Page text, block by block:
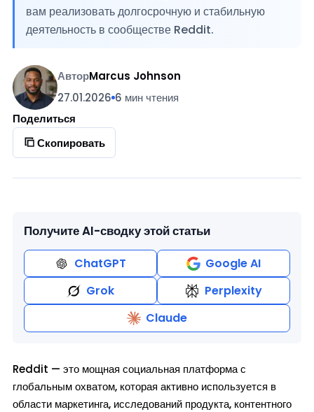
вам реализовать долгосрочную и стабильную
деятельность в сообществе Reddit.
АвторMarcus Johnson
27.01.2026 6 мин чтения
Поделиться
Скопировать
Получите AI-сводку этой статьи
ChatGPT
Google AI
Grok
Perplexity
Claude
Reddit — это мощная социальная платформа с
глобальным охватом, которая активно используется в
области маркетинга, исследований продукта, контентного